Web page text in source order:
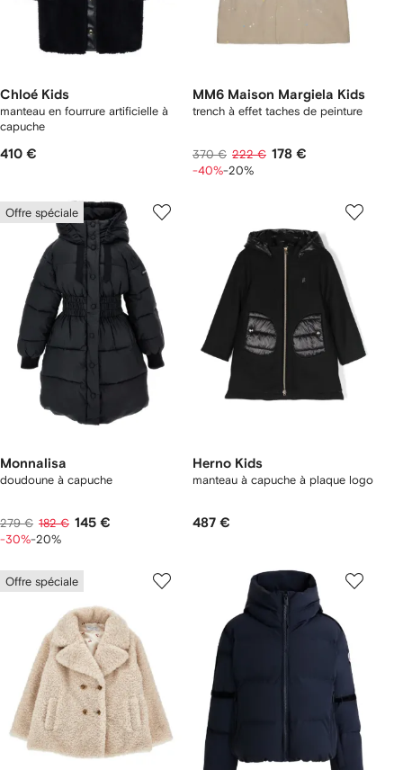
Chloé Kids
manteau en fourrure artificielle à
capuche
410 €
MM6 Maison Margiela Kids
trench à effet taches de peinture
370 € 222 € 178 €
-40%-20%
Offre spéciale
Monnalisa
doudoune à capuche
279 € 182 € 145 €
-30%-20%
Herno Kids
manteau à capuche à plaque logo
487 €
Offre spéciale